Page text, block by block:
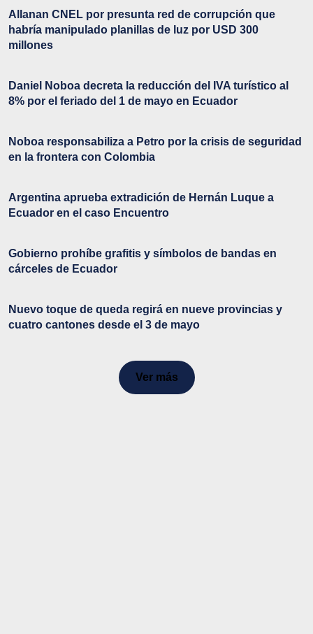
Allanan CNEL por presunta red de corrupción que
habría manipulado planillas de luz por USD 300
millones
Daniel Noboa decreta la reducción del IVA turístico al
8% por el feriado del 1 de mayo en Ecuador
Noboa responsabiliza a Petro por la crisis de seguridad
en la frontera con Colombia
Argentina aprueba extradición de Hernán Luque a
Ecuador en el caso Encuentro
Gobierno prohíbe grafitis y símbolos de bandas en
cárceles de Ecuador
Nuevo toque de queda regirá en nueve provincias y
cuatro cantones desde el 3 de mayo
Ver más